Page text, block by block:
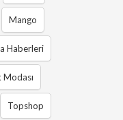
Mango
Haberleri
Modası
Topshop